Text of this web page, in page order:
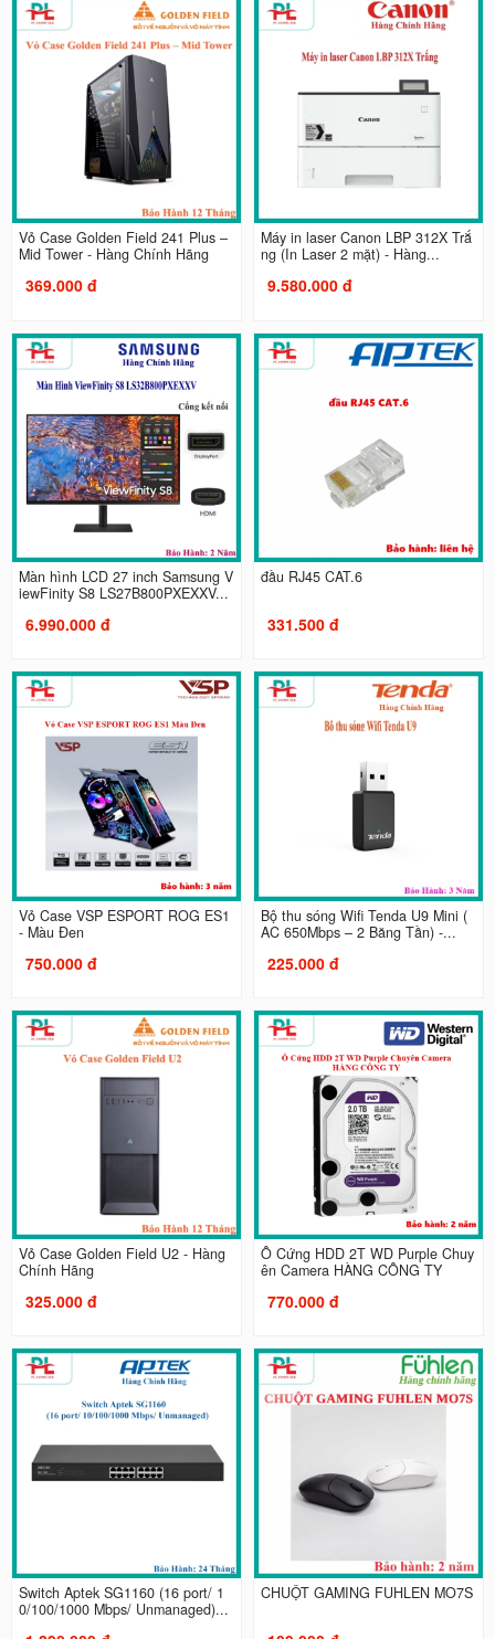
Vỏ Case Golden Field 241 Plus –
Mid Tower - Hàng Chính Hãng
369.000 đ
Máy in laser Canon LBP 312X Trắ
ng (In Laser 2 mặt) - Hàng...
9.580.000 đ
Màn hình LCD 27 inch Samsung V
iewFinity S8 LS27B800PXEXXV...
6.990.000 đ
đầu RJ45 CAT.6
331.500 đ
Vỏ Case VSP ESPORT ROG ES1
- Màu Đen
750.000 đ
Bộ thu sóng Wifi Tenda U9 Mini (
AC 650Mbps – 2 Băng Tần) -...
225.000 đ
Vỏ Case Golden Field U2 - Hàng
Chính Hãng
325.000 đ
Ổ Cứng HDD 2T WD Purple Chuy
ên Camera HÀNG CÔNG TY
770.000 đ
Switch Aptek SG1160 (16 port/ 1
0/100/1000 Mbps/ Unmanaged)...
CHUỘT GAMING FUHLEN MO7S